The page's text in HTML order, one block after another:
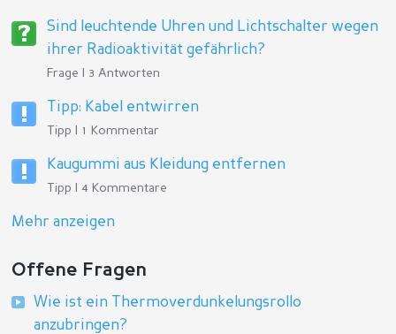
Sind leuchtende Uhren und Lichtschalter wegen
ihrer Radioaktivität gefährlich?
Frage | 3 Antworten
Tipp: Kabel entwirren
Tipp | 1 Kommentar
Kaugummi aus Kleidung entfernen
Tipp | 4 Kommentare
Mehr anzeigen
Offene Fragen
Wie ist ein Thermoverdunkelungsrollo
anzubringen?